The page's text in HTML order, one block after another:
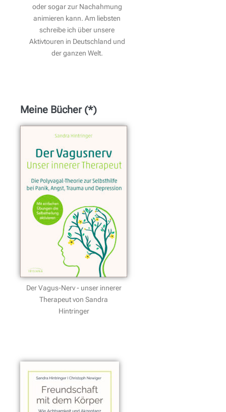
oder sogar zur Nachahmung
animieren kann. Am liebsten
schreibe ich über unsere
Aktivtouren in Deutschland und
der ganzen Welt.
Meine Bücher (*)
Der Vagus-Nerv - unser innerer
Therapeut von Sandra
Hintringer